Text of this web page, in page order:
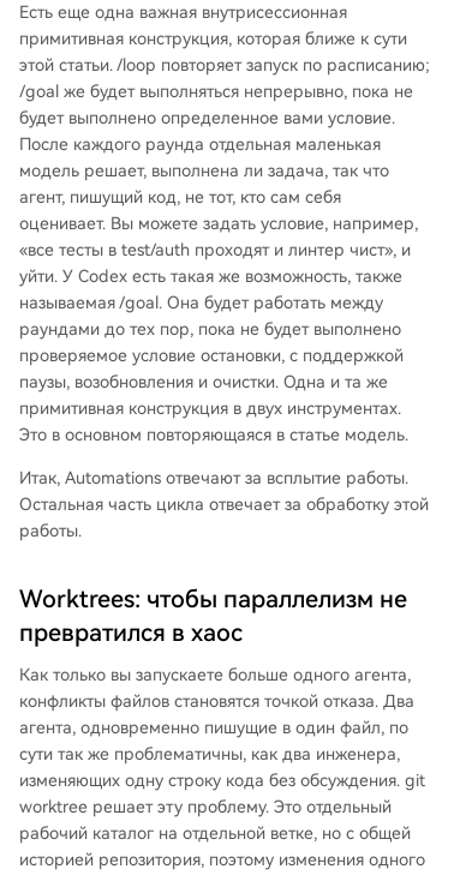
Есть еще одна важная внутрисессионная
примитивная конструкция, которая ближе к сути
этой статьи. /loop повторяет запуск по расписанию;
/goal же будет выполняться непрерывно, пока не
будет выполнено определенное вами условие.
После каждого раунда отдельная маленькая
модель решает, выполнена ли задача, так что
агент, пишущий код, не тот, кто сам себя
оценивает. Вы можете задать условие, например,
«все тесты в test/auth проходят и линтер чист», и
уйти. У Codex есть такая же возможность, также
называемая /goal. Она будет работать между
раундами до тех пор, пока не будет выполнено
проверяемое условие остановки, с поддержкой
паузы, возобновления и очистки. Одна и та же
примитивная конструкция в двух инструментах.
Это в основном повторяющаяся в статье модель.
Итак, Automations отвечают за всплытие работы.
Остальная часть цикла отвечает за обработку этой
работы.
Worktrees: чтобы параллелизм не
превратился в хаос
Как только вы запускаете больше одного агента,
конфликты файлов становятся точкой отказа. Два
агента, одновременно пишущие в один файл, по
сути так же проблематичны, как два инженера,
изменяющих одну строку кода без обсуждения. git
worktree решает эту проблему. Это отдельный
рабочий каталог на отдельной ветке, но с общей
историей репозитория, поэтому изменения одного